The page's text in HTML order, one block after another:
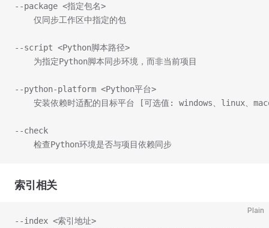
--package <指定包名>
    仅同步工作区中指定的包
--script <Python脚本路径>
    为指定Python脚本同步环境，而非当前项目
--python-platform <Python平台>
安装依赖时适配的目标平台 [可选值: windows、linux
--check
    检查Python环境是否与项目依赖同步
索引相关
Plain
--index <索引地址>